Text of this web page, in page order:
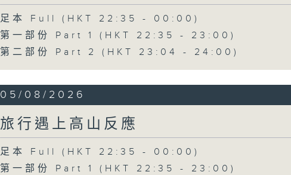
足本 Full (HKT 22:35 - 00:00)
第一部份 Part 1 (HKT 22:35 - 23:00)
第二部份 Part 2 (HKT 23:04 - 24:00)
05/08/2026
旅行遇上高山反應
足本 Full (HKT 22:35 - 00:00)
第一部份 Part 1 (HKT 22:35 - 23:00)